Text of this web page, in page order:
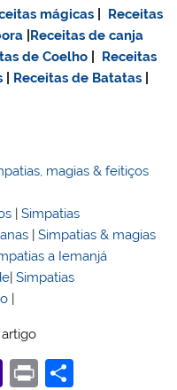
mágicas
Receitas
Receitas de canja
de Coelho
Receitas
Receitas de Batatas
magias & feitiços
|Simpatias
|Simpatias & magias
a Iemanjá
|Simpatias
|
Y
Pr